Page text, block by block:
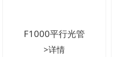
F1000平行光管
>详情